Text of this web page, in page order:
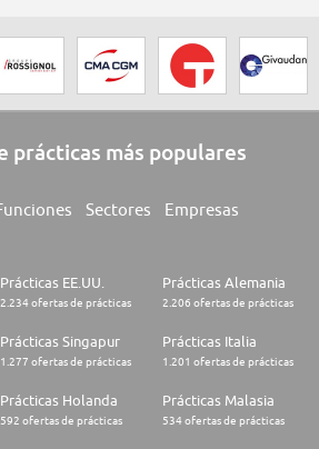
prácticas más populares
Sectores Empresas
Prácticas EE.UU.
2.234 ofertas de prácticas
Prácticas Alemania
2.206 ofertas de prácticas
Prácticas Singapur
1.277 ofertas de prácticas
Prácticas Italia
1.201 ofertas de prácticas
Prácticas Holanda
592 ofertas de prácticas
Prácticas Malasia
534 ofertas de prácticas